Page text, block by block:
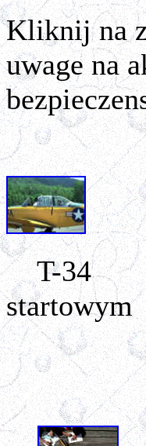
Kliknij na
uwage na
T-34